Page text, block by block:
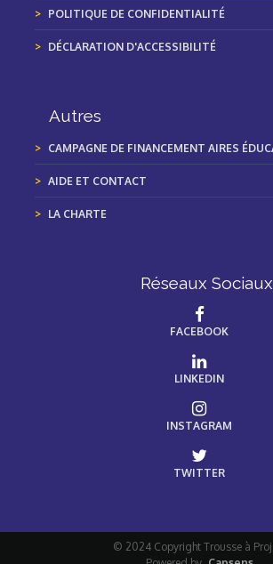
POLITIQUE DE CONFIDENTIALITÉ
DÉCLARATION D'ACCESSIBILITÉ
Autres
CAMPAGNE DE FINANCEMENT AIRES
AIDE ET CONTACT
LA CHARTE
Réseaux Sociaux
FACEBOOK
LINKEDIN
INSTAGRAM
TWITTER
© 2024 Copyright Trousse à